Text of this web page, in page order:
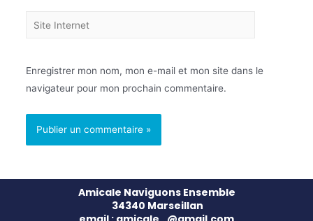
Enregistrer mon nom, mon e-mail et mon site dans le
navigateur pour mon prochain commentaire.
Amicale Naviguons Ensemble
34340 Marseillan